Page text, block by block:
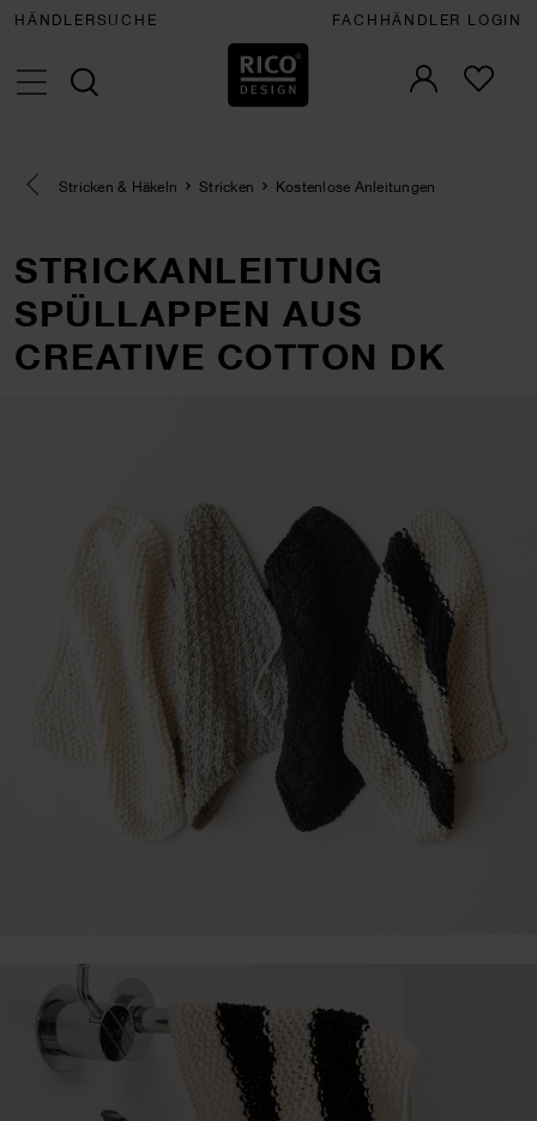
HÄNDLERSUCHE FACHHÄNDLER LOGIN
Eine Kategorie zurück navigieren
Stricken & Häkeln Stricken Kostenlose Anleitungen
STRICKANLEITUNG
SPÜLLAPPEN AUS
CREATIVE COTTON DK